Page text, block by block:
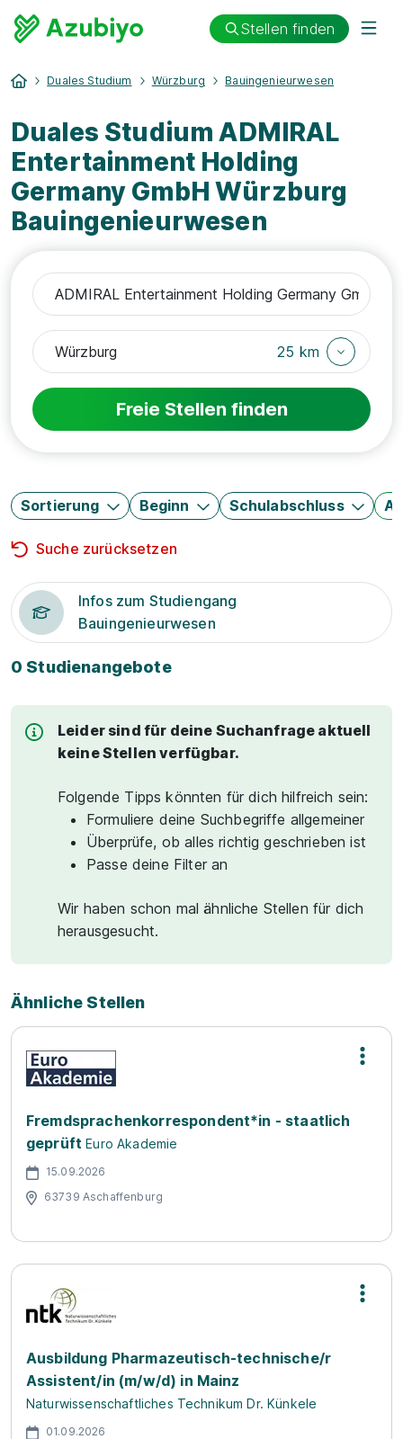
Stellen finden
Duales Studium Würzburg Bauingenieurwesen
Duales Studium ADMIRAL
Entertainment Holding
Germany GmbH Würzburg
Bauingenieurwesen
25 km
Freie Stellen finden
Sortierung Beginn Schulabschluss
Suche zurücksetzen
Infos zum Studiengang
Bauingenieurwesen
0 Studienangebote
Leider sind für deine Suchanfrage aktuell
keine Stellen verfügbar.
Folgende Tipps könnten für dich hilfreich sein:
Formuliere deine Suchbegriffe allgemeiner
Überprüfe, ob alles richtig geschrieben ist
Passe deine Filter an
Wir haben schon mal ähnliche Stellen für dich
herausgesucht.
Ähnliche Stellen
Fremdsprachenkorrespondent*in - staatlich
geprüft Euro Akademie
15.09.2026
63739 Aschaffenburg
Ausbildung Pharmazeutisch-technische/r
Assistent/in (m/w/d) in Mainz
Naturwissenschaftliches Technikum Dr. Künkele
01.09.2026